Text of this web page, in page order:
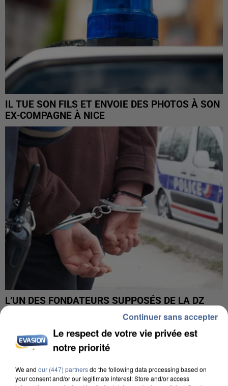
IL TUE SON FILS ET ENVOIE DES PHOTOS À SON
EX-COMPAGNE À NICE
L’UN DES FONDATEURS SUPPOSÉS DE LA DZ
MAFIA INTERPELLÉ EN ALGÉRIE
Le respect de votre vie privée est
notre priorité
We and our (447) partnersdo the following data processing based on
your consent and/or our legitimate interest: Store and/or access
Continuer sans accepter